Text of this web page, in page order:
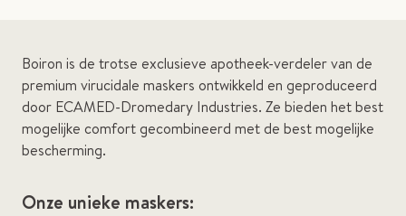
Boiron is de trotse exclusieve apotheek-verdeler van de
premium virucidale maskers ontwikkeld en geproduceerd
door ECAMED-Dromedary Industries. Ze bieden het best
mogelijke comfort gecombineerd met de best mogelijke
bescherming.
Onze unieke maskers: